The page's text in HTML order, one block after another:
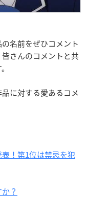
名前をぜひコメント
さんのコメントと共
に対する愛あるコメ
！第1位は禁忌を犯
？